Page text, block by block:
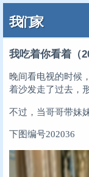
我们家
我吃着你看着（
晚间看电视的时候
着沙发走了过去，
不过，当哥哥带妹
下图编号202036